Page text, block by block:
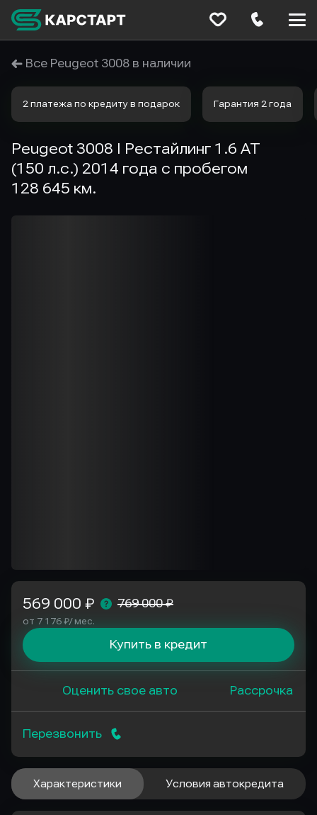
Все Peugeot 3008 в наличии
2 платежа по кредиту в подарок Гарантия 2 года
Peugeot 3008 I Рестайлинг 1.6 AT
(150 л.с.) 2014 года с пробегом
128 645 км.
569 000 ₽ 769 000 ₽
от 7 176 ₽/ мес.
Купить в кредит
Оценить свое авто Рассрочка
Перезвонить
Характеристики Условия автокредита